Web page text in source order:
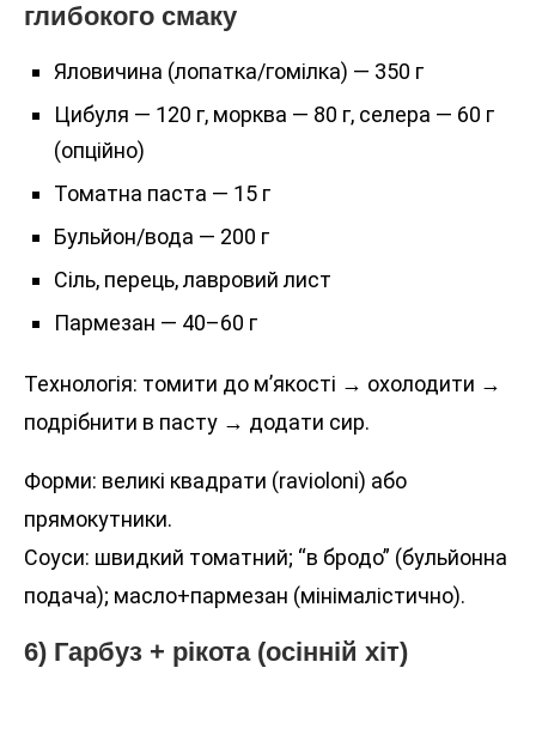
глибокого смаку
Яловичина (лопатка/гомілка) — 350 г
Цибуля — 120 г, морква — 80 г, селера — 60 г
(опційно)
Томатна паста — 15 г
Бульйон/вода — 200 г
Сіль, перець, лавровий лист
Пармезан — 40–60 г
Технологія: томити до м’якості → охолодити →
подрібнити в пасту → додати сир.
Форми: великі квадрати (ravioloni) або
прямокутники.
Соуси: швидкий томатний; “в бродо” (бульйонна
подача); масло+пармезан (мінімалістично).
6) Гарбуз + рікота (осінній хіт)